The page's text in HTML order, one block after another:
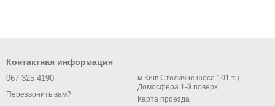
Контактная информация
067 325 4190
Перезвонить вам?
м.Київ Столичне шосе 101 тц
Домосфера 1-й поверх
Карта проезда